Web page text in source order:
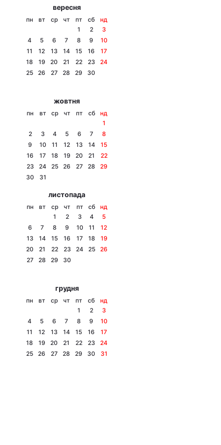
Тема оформлення
вересня
пн вт ср чт пт сб
нд
1
2
3
4
5 6 7 8 9
10
11
12 13 14 15 16
17
18
19 20 21 22 23
24
25
26 27 28 29 30
жовтня
пн вт ср чт пт сб
нд
1
2
3 4 5 6 7
8
9
10 11 12 13 14
15
16
17 18 19 20 21
22
23
24 25 26 27 28
29
30
31
листопада
пн вт ср чт пт сб
нд
1
2 3 4
5
6
7 8 9 10 11
12
13
14 15 16 17 18
19
20
21 22 23 24 25
26
27
28 29 30
грудня
пн вт ср чт пт сб
нд
1
2
3
4
5 6 7 8 9
10
11
12 13 14 15 16
17
18
19 20 21 22 23
24
25
26 27 28 29 30 31